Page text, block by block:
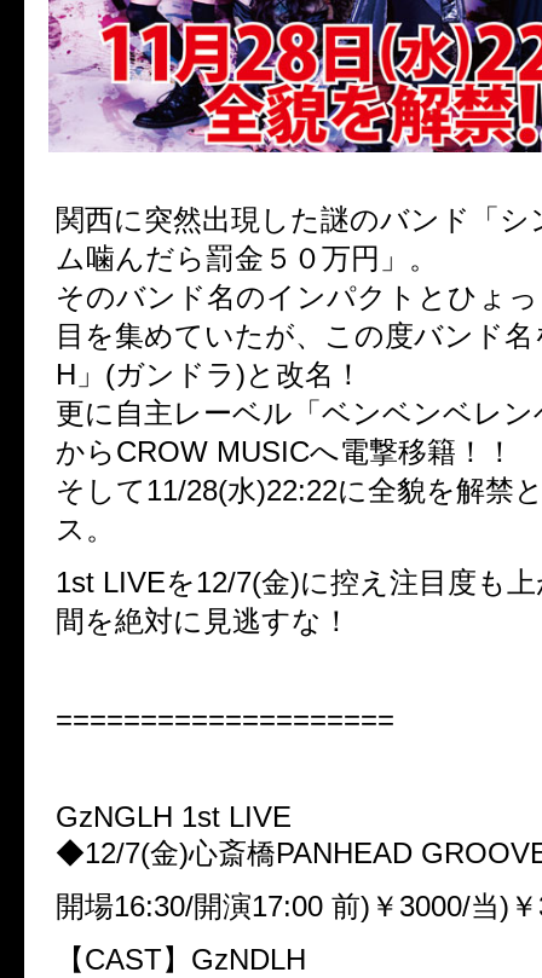
関西に突然出現した謎のバンド「
ム噛んだら罰金５０万円」。
そのバンド名のインパクトとひょ
目を集めていたが、この度バンド名
H」(ガンドラ)と改名！
更に自主レーベル「ベンベンベレ
からCROW MUSICへ電撃移籍！！
そして11/28(水)22:22に全貌を解禁
ス。
1st LIVEを12/7(金)に控え注目度も
間を絶対に見逃すな！
====================
GzNGLH 1st LIVE
◆12/7(金)心斎橋PANHEAD
開場16:30/開演17:00 前)￥3000/当)
【CAST】GzNDLH